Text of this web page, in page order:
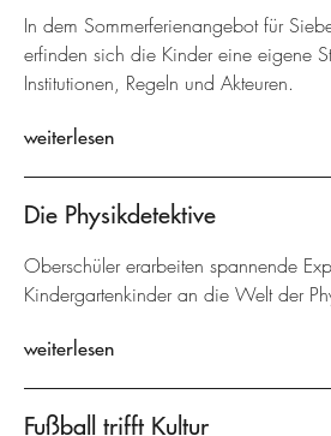
In dem Sommerferienangebot für
erfinden sich die Kinder eine eigene
Institutionen, Regeln und Akteuren.
weiterlesen
Die Physikdetektive
Oberschüler erarbeiten spannende
Kindergartenkinder an die Welt der
weiterlesen
Fußball trifft Kultur